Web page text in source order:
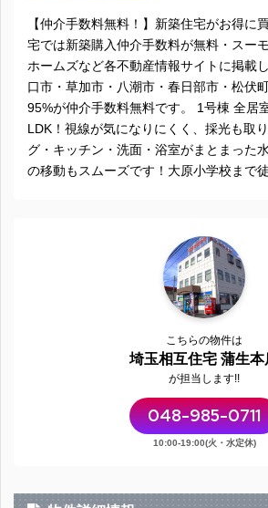
【仲介手数料無料！】新築住宅がお得に
宅では新築購入仲介手数料が無料・スー
ホームズなど各不動産情報サイトに掲載
口市・草加市・八潮市・春日部市・松伏
95%が仲介手数料無料です。 1号棟 全居
LDK！視線が気になりにくく、採光も取
グ・キッチン・洗面・浴室がまとまった
の移動もスムーズです！大原小学校まで
こちらの物件は
埼玉相互住宅 蒲生本
が担当します!!
048-985-0711
10:00-19:00(火・水定休)